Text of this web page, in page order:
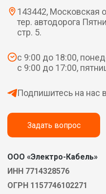
143442, Московская
тер. автодорога
стр. 5.
с 9:00 до 18:00,
с 9:00 до 17:00,
Подпишитесь на нас
Задать вопрос
ООО «Электро-Кабель»
ИНН 7714328576
ОГРН 1157746102271